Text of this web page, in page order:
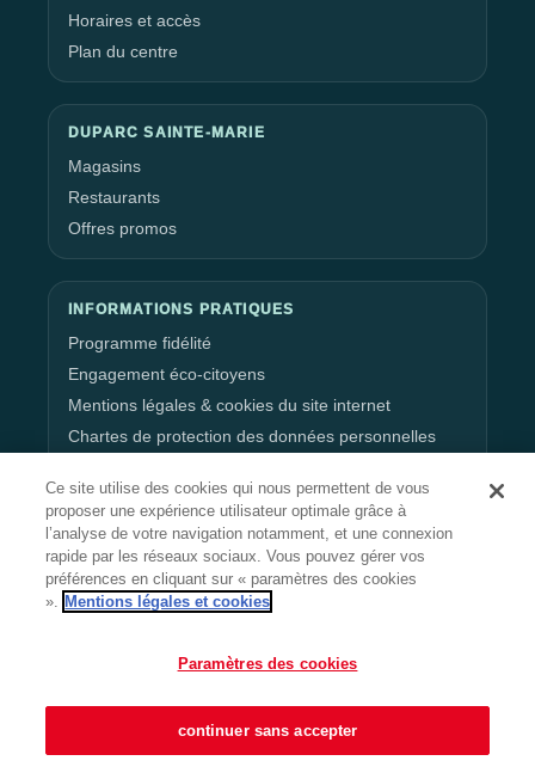
Horaires et accès
Plan du centre
DUPARC SAINTE-MARIE
Magasins
Restaurants
Offres promos
INFORMATIONS PRATIQUES
Programme fidélité
Engagement éco-citoyens
Mentions légales & cookies du site internet
Chartes de protection des données personnelles
RESTEZ CONNECTÉ
Ce site utilise des cookies qui nous permettent de vous
proposer une expérience utilisateur optimale grâce à
l’analyse de votre navigation notamment, et une connexion
rapide par les réseaux sociaux. Vous pouvez gérer vos
préférences en cliquant sur « paramètres des cookies
». Mentions légales et cookies
Paramètres des cookies
continuer sans accepter